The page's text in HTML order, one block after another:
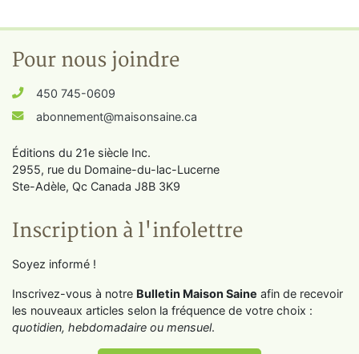
Pour nous joindre
450 745-0609
abonnement@maisonsaine.ca
Éditions du 21e siècle Inc.
2955, rue du Domaine-du-lac-Lucerne
Ste-Adèle, Qc Canada J8B 3K9
Inscription à l'infolettre
Soyez informé !
Inscrivez-vous à notre Bulletin Maison Saine afin de recevoir
les nouveaux articles selon la fréquence de votre choix :
quotidien, hebdomadaire ou mensuel.